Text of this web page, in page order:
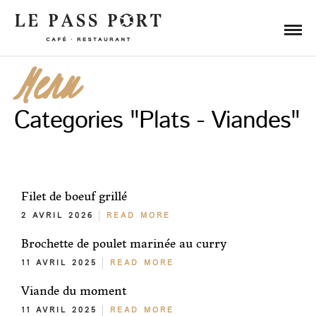
Menu
Categories "Plats - Viandes"
Filet de boeuf grillé
2 AVRIL 2026 READ MORE
Brochette de poulet marinée au curry
11 AVRIL 2025 READ MORE
Viande du moment
11 AVRIL 2025 READ MORE